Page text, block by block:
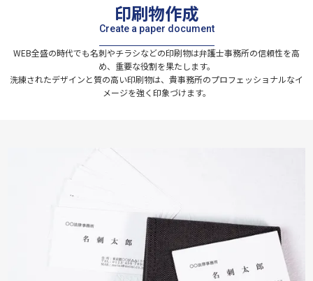
印刷物作成
Create a paper document
WEB全盛の時代でも名刺やチラシなどの印刷物は弁護士事務所の信頼性を高
め、重要な役割を果たします。
洗練されたデザインと質の高い印刷物は、貴事務所のプロフェッショナルなイ
メージを強く印象づけます。